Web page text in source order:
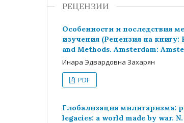
РЕЦЕНЗИИ
Особенности и последствия
изучения (Рецензия на книгу:
and Methods. Amsterdam:
Инара Эдвардовна Захарян
PDF
Глобализация милитаризма:
legacies: a world made by war.